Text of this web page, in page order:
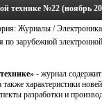
технике №22 (ноябрь
Журналы /Электроника
- журнал
характеристики
разработки и